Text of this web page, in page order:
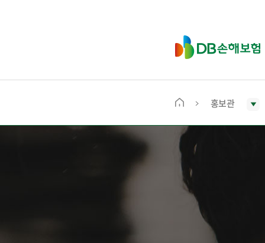
D
B
보
메
화
면
로
이
홍보관